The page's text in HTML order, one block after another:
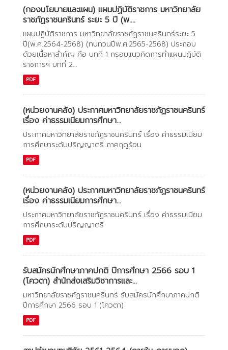
(กองนโยบายและแผน) แผนปฏิบัติราชการ มหาวิทยาลัย
ราชภัฏราชนครินทร์ ระยะ 5 ปี (พ....
แผนปฏิบัติราชการ มหาวิทยาลัยราชภัฏราชนครินทร์ระยะ 5
ปี(พ.ศ.2564-2568) (ทบทวนปีพ.ศ.2565-2568) ประกอบ
ด้วยเนื้อหาสำคัญ คือ บทที่ 1 กรอบแนวคิดการทำแผนปฏิบัติ
ราชการฯ บทที่ 2...
PDF
(หน่วยงานคลัง) ประกาศมหาวิทยาลัยราชภัฏราชนครินทร์
เรื่อง ค่าธรรมเนียมการศึกษา...
ประกาศมหาวิทยาลัยราชภัฏราชนครินทร์ เรื่อง ค่าธรรมเนียม
การศึกษาระดับปริญญาตรี ภาคฤดูร้อน
PDF
(หน่วยงานคลัง) ประกาศมหาวิทยาลัยราชภัฏราชนครินทร์
เรื่อง ค่าธรรมเนียมการศึกษา...
ประกาศมหาวิทยาลัยราชภัฏราชนครินทร์ เรื่อง ค่าธรรมเนียม
การศึกษาระดับปริญญาตรี
PDF
รับสมัครนักศึกษาภาคปกติ ปีการศึกษา 2566 รอบ 1
(โควตา) สำนักส่งเสริมวิชาการและ...
มหาวิทยาลัยราชภัฏราชนครินทร์ รับสมัครนักศึกษาภาคปกติ
ปีการศึกษา 2566 รอบ 1 (โควตา)
PDF